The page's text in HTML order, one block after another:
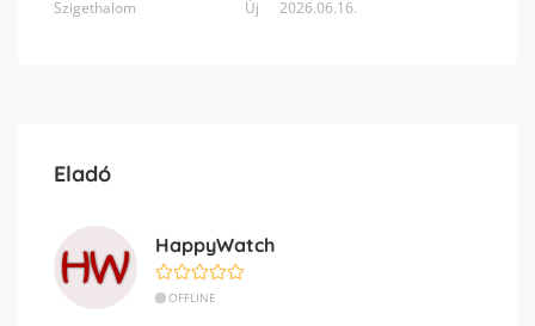
Szigethalom Új 2026.06.16.
Eladó
HappyWatch
OFFLINE